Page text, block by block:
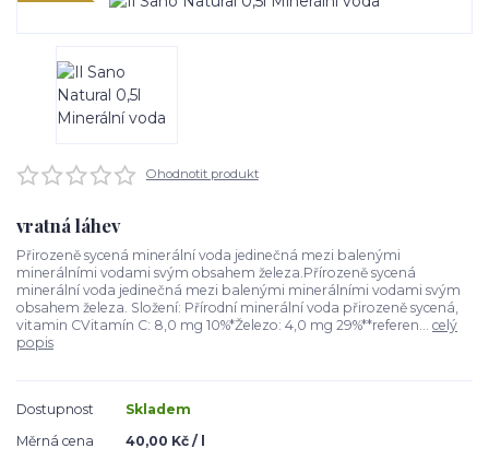
Ohodnotit produkt
vratná láhev
Přirozeně sycená minerální voda jedinečná mezi balenými
minerálními vodami svým obsahem železa.Přírozeně sycená
minerální voda jedinečná mezi balenými minerálními vodami svým
obsahem železa. Složení: Přírodní minerální voda přirozeně sycená,
vitamin CVitamín C: 8,0 mg 10%*Železo: 4,0 mg 29%**referen... celý
popis
Dostupnost
Skladem
Měrná cena
40,00 Kč / l